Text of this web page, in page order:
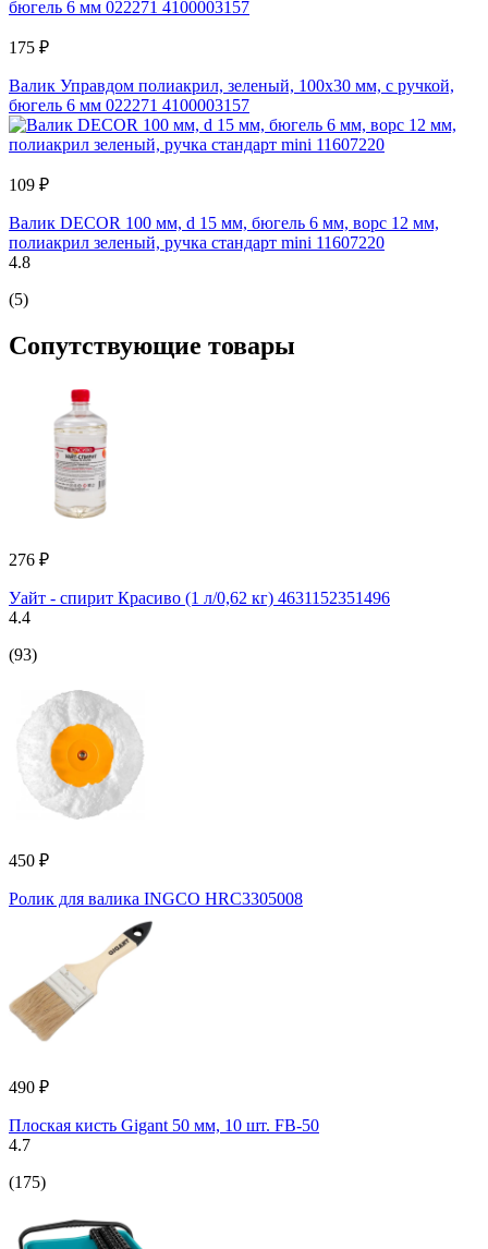
175 ₽
Валик Управдом полиакрил, зеленый, 100x30 мм, с ручкой,
бюгель 6 мм 022271 4100003157
109 ₽
Валик DECOR 100 мм, d 15 мм, бюгель 6 мм, ворс 12 мм,
полиакрил зеленый, ручка стандарт mini 11607220
4.8
(5)
Сопутствующие товары
276 ₽
Уайт - спирит Красиво (1 л/0,62 кг) 4631152351496
4.4
(93)
450 ₽
Ролик для валика INGCO HRC3305008
490 ₽
Плоская кисть Gigant 50 мм, 10 шт. FB-50
4.7
(175)